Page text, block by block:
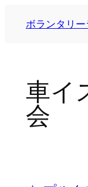
ボランタリ
車イ
会